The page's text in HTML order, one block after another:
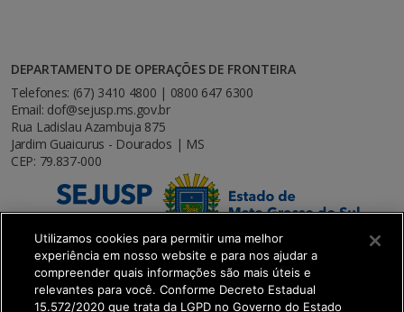
DEPARTAMENTO DE OPERAÇÕES DE FRONTEIRA
Telefones: (67) 3410 4800 | 0800 647 6300
Email: dof@sejusp.ms.gov.br
Rua Ladislau Azambuja 875
Jardim Guaicurus - Dourados | MS
CEP: 79.837-000
Utilizamos cookies para permitir uma melhor
experiência em nosso website e para nos ajudar a
compreender quais informações são mais úteis e
relevantes para você. Conforme Decreto Estadual
15.572/2020 que trata da LGPD no Governo do Estado